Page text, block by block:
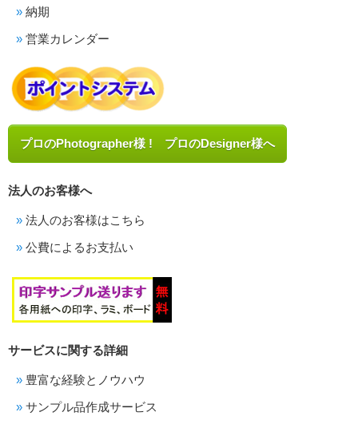
納期
営業カレンダー
プロのPhotographer様 ! プロのDesigner様へ
法人のお客様へ
法人のお客様はこちら
公費によるお支払い
サービスに関する詳細
豊富な経験とノウハウ
サンプル品作成サービス